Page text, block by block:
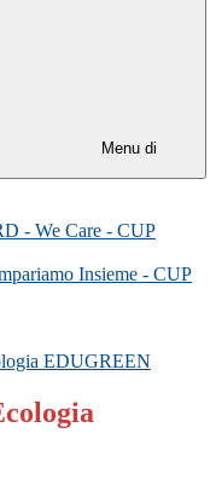
Menu di
- We Care - CUP
Insieme - CUP
EDUGREEN